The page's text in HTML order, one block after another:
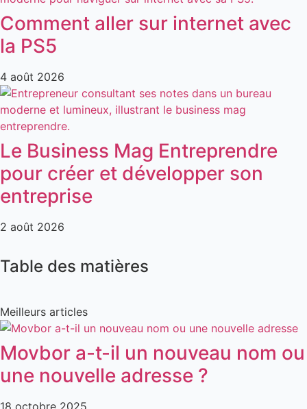
Comment aller sur internet avec
la PS5
4 août 2026
Le Business Mag Entreprendre
pour créer et développer son
entreprise
2 août 2026
Table des matières
Meilleurs articles
Movbor a-t-il un nouveau nom ou
une nouvelle adresse ?
18 octobre 2025